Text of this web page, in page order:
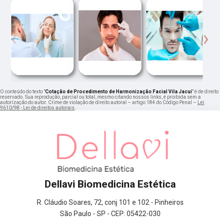
‹ ›
O conteúdo do texto "Cotação de Procedimento de Harmonização Facial Vila Jacuí" é de direito
reservado. Sua reprodução, parcial ou total, mesmo citando nossos links, é proibida sem a
autorização do autor. Crime de violação de direito autoral – artigo 184 do Código Penal –
Lei
9610/98 - Lei de direitos autorais
Dellavi Biomedicina Estética
R. Cláudio Soares, 72, conj 101 e 102 - Pinheiros
São Paulo - SP - CEP: 05422-030